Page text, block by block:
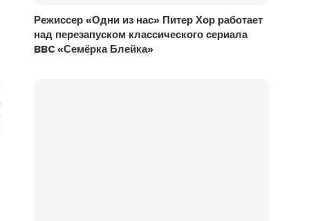
Режиссер «Одни из нас» Питер Хор работает
над перезапуском классического сериала
BBC «Семёрка Блейка»